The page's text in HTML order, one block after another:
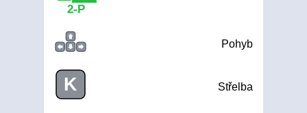
2-P
Pohyb
K Střelba